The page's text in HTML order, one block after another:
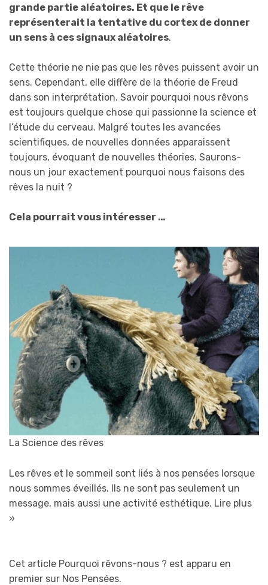
grande partie aléatoires. Et que le rêve
représenterait la tentative du cortex de donner
un sens à ces signaux aléatoires.
Cette théorie ne nie pas que les rêves puissent avoir un
sens. Cependant, elle diffère de la théorie de Freud
dans son interprétation. Savoir pourquoi nous rêvons
est toujours quelque chose qui passionne la science et
l’étude du cerveau. Malgré toutes les avancées
scientifiques, de nouvelles données apparaissent
toujours, évoquant de nouvelles théories. Saurons-
nous un jour exactement pourquoi nous faisons des
rêves la nuit ?
Cela pourrait vous intéresser …
La Science des rêves
Les rêves et le sommeil sont liés à nos pensées lorsque
nous sommes éveillés. Ils ne sont pas seulement un
message, mais aussi une activité esthétique. Lire plus
»
Cet article Pourquoi rêvons-nous ? est apparu en
premier sur Nos Pensées.